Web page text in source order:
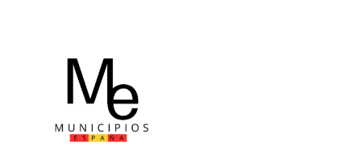
contenido